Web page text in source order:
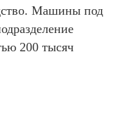
Машины под
200 тысяч